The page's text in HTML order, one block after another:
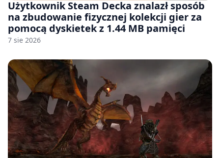
Użytkownik Steam Decka znalazł sposób
na zbudowanie fizycznej kolekcji gier za
pomocą dyskietek z 1.44 MB pamięci
7 sie 2026